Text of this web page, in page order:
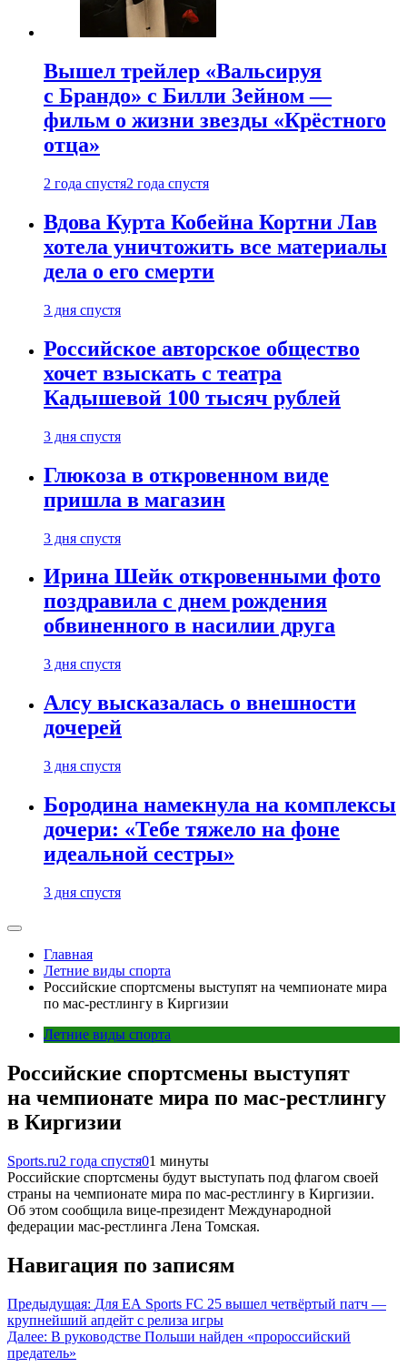
Вышел трейлер «Вальсируя
с Брандо» с Билли Зейном —
фильм о жизни звезды «Крёстного
отца»
2 года спустя2 года спустя
Вдова Курта Кобейна Кортни Лав
хотела уничтожить все материалы
дела о его смерти
3 дня спустя
Российское авторское общество
хочет взыскать с театра
Кадышевой 100 тысяч рублей
3 дня спустя
Глюкоза в откровенном виде
пришла в магазин
3 дня спустя
Ирина Шейк откровенными фото
поздравила с днем рождения
обвиненного в насилии друга
3 дня спустя
Алсу высказалась о внешности
дочерей
3 дня спустя
Бородина намекнула на комплексы
дочери: «Тебе тяжело на фоне
идеальной сестры»
3 дня спустя
Главная
Летние виды спорта
Российские спортсмены выступят на чемпионате мира
по мас-рестлингу в Киргизии
Летние виды спорта
Российские спортсмены выступят
на чемпионате мира по мас-рестлингу
в Киргизии
Sports.ru2 года спустя01 минуты
Российские спортсмены будут выступать под флагом своей
страны на чемпионате мира по мас-рестлингу в Киргизии.
Об этом сообщила вице-президент Международной
федерации мас-рестлинга Лена Томская.
Навигация по записям
Предыдущая: Для EA Sports FC 25 вышел четвёртый патч —
крупнейший апдейт с релиза игры
Далее: В руководстве Польши найден «пророссийский
предатель»